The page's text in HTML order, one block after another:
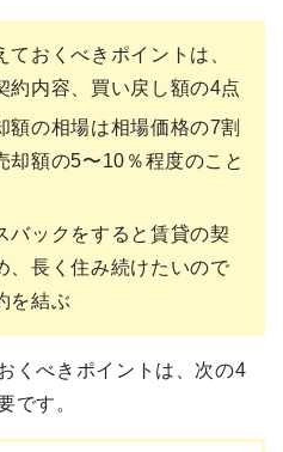
ておくべきポイントは、
約内容、買い戻し額の4点
額の相場は相場価格の7割
却額の5〜10％程度のこと
バックをすると賃貸の契
、長く住み続けたいので
を結ぶ
くべきポイントは、次の4
です。